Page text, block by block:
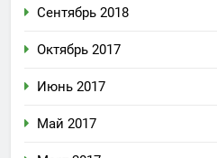
Сентябрь 2018
Октябрь 2017
Июнь 2017
Май 2017